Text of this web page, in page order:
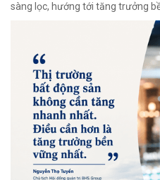
sàng lọc, hướng tới tăng trưởng